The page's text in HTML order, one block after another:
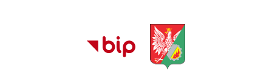
Przejdź do
głównego menu
Przejdź do treści
Przejdź do mapy
serwisu